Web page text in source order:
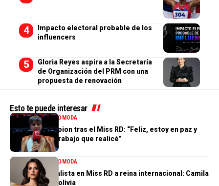
Impacto electoral probable de los
influencers
Gloria Reyes aspira a la Secretaría
de Organización del PRM con una
propuesta de renovación
Esto te puede interesar
ENTRETENIMIENTOMODA
Valentina Campion tras el Miss RD: “Feliz, estoy en paz y
orgullosa del trabajo que realicé”
ENTRETENIMIENTOMODA
De tercera finalista en Miss RD a reina internacional: Camila
Issa rumbo a Bolivia